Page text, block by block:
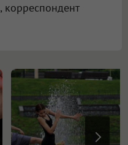
, корреспондент